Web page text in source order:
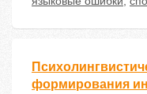
формирования